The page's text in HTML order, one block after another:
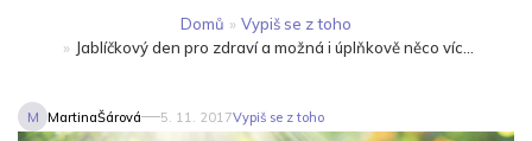
Domů » Vypiš se z toho
» Jablíčkový den pro zdraví a možná i úplňkově něco víc...
M MartinaŠárová 5. 11. 2017Vypiš se z toho